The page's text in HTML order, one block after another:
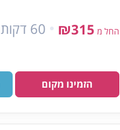
החל מ ₪315 60 דקות
הזמינו מקום